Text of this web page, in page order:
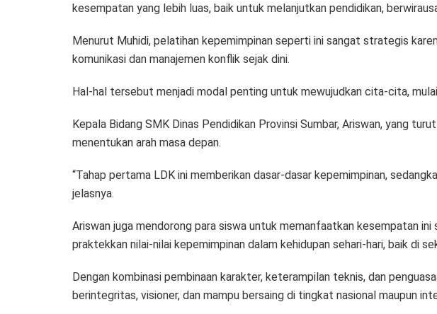
kesempatan yang lebih luas, baik untuk melanjutkan pendidikan,
Menurut Muhidi, pelatihan kepemimpinan seperti ini sangat strategis
komunikasi dan manajemen konflik sejak dini.
Hal-hal tersebut menjadi modal penting untuk mewujudkan cita-cita,
Kepala Bidang SMK Dinas Pendidikan Provinsi Sumbar, Ariswan, yang
menentukan arah masa depan.
“Tahap pertama LDK ini memberikan dasar-dasar kepemimpinan,
jelasnya.
Ariswan juga mendorong para siswa untuk memanfaatkan kesempatan
praktekkan nilai-nilai kepemimpinan dalam kehidupan sehari-hari, baik di
Dengan kombinasi pembinaan karakter, keterampilan teknis, dan
berintegritas, visioner, dan mampu bersaing di tingkat nasional maupun